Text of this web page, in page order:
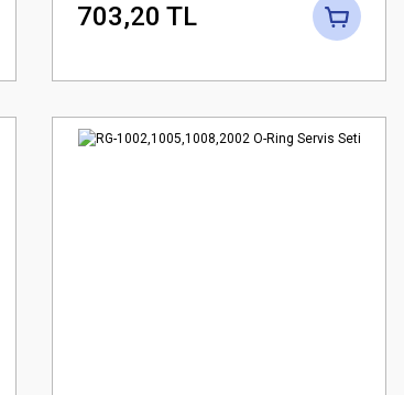
703,20 TL